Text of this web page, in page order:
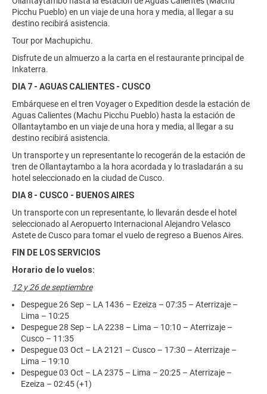
Picchu Pueblo) en un viaje de una hora y media, al llegar a su
destino recibirá asistencia.
Tour por Machupichu.
Disfrute de un almuerzo a la carta en el restaurante principal de
Inkaterra.
DIA 7 - AGUAS CALIENTES - CUSCO
Embárquese en el tren Voyager o Expedition desde la estación de
Aguas Calientes (Machu Picchu Pueblo) hasta la estación de
Ollantaytambo en un viaje de una hora y media, al llegar a su
destino recibirá asistencia.
Un transporte y un representante lo recogerán de la estación de
tren de Ollantaytambo a la hora acordada y lo trasladarán a su
hotel seleccionado en la ciudad de Cusco.
DIA 8 - CUSCO - BUENOS AIRES
Un transporte con un representante, lo llevarán desde el hotel
seleccionado al Aeropuerto Internacional Alejandro Velasco
Astete de Cusco para tomar el vuelo de regreso a Buenos Aires.
FIN DE LOS SERVICIOS
Horario de lo vuelos:
12 y 26 de septiembre
Despegue 26 Sep – LA 1436 – Ezeiza – 07:35 – Aterrizaje –
Lima – 10:25
Despegue 28 Sep – LA 2238 – Lima – 10:10 – Aterrizaje –
Cusco – 11:35
Despegue 03 Oct – LA 2121 – Cusco – 17:30 – Aterrizaje –
Lima – 19:10
Despegue 03 Oct – LA 2375 – Lima – 20:25 – Aterrizaje –
Ezeiza – 02:45 (+1)